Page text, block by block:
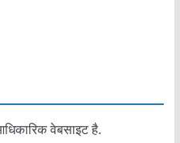
वेबसाइट है.